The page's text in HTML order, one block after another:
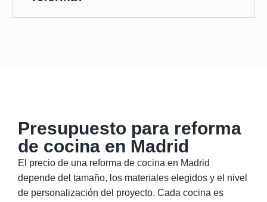
Presupuesto para reforma
de cocina en Madrid
El precio de una reforma de cocina en Madrid
depende del tamaño, los materiales elegidos y el nivel
de personalización del proyecto. Cada cocina es